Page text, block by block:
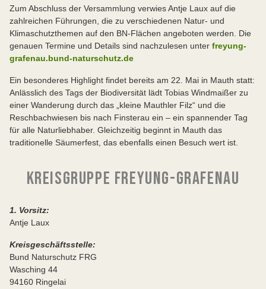
Zum Abschluss der Versammlung verwies Antje Laux auf die
zahlreichen Führungen, die zu verschiedenen Natur- und
Klimaschutzthemen auf den BN-Flächen angeboten werden. Die
genauen Termine und Details sind nachzulesen unter freyung-
grafenau.bund-naturschutz.de
Ein besonderes Highlight findet bereits am 22. Mai in Mauth statt:
Anlässlich des Tags der Biodiversität lädt Tobias Windmaißer zu
einer Wanderung durch das „kleine Mauthler Filz“ und die
Reschbachwiesen bis nach Finsterau ein – ein spannender Tag
für alle Naturliebhaber. Gleichzeitig beginnt in Mauth das
traditionelle Säumerfest, das ebenfalls einen Besuch wert ist.
KREISGRUPPE FREYUNG-GRAFENAU
1. Vorsitz:
Antje Laux
Kreisgeschäftsstelle:
Bund Naturschutz FRG
Wasching 44
94160 Ringelai